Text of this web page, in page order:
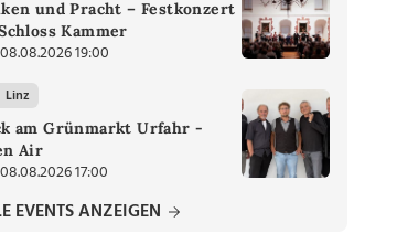
und Pracht – Festkonzert
Kammer
08.08.2026 19:00
Linz
am Grünmarkt Urfahr -
Air
08.08.2026 17:00
EVENTS ANZEIGEN